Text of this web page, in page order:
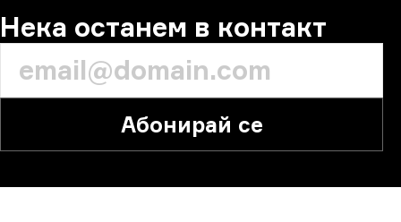
Нека останем в контакт
Абонирай се